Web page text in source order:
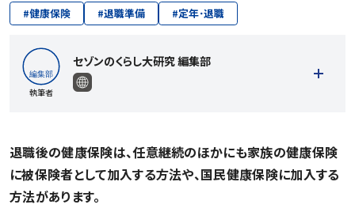
#健康保険 #退職準備 #定年･退職
執筆者
セゾンのくらし大研究 編集部
退職後の健康保険は、任意継続のほかにも家族の健康保険
に被保険者として加入する方法や、国民健康保険に加入する
方法があります。